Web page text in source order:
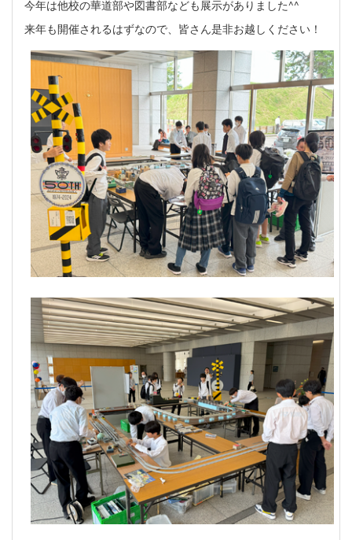
今年は他校の華道部や図書部なども展示がありました^^
来年も開催されるはずなので、皆さん是非お越しください！